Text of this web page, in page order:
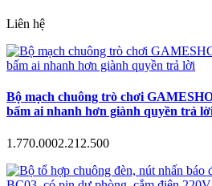
Liên hệ
Bộ mạch chuông trò chơi
bấm ai nhanh hơn giành quyền trả
1.770.0002.212.500